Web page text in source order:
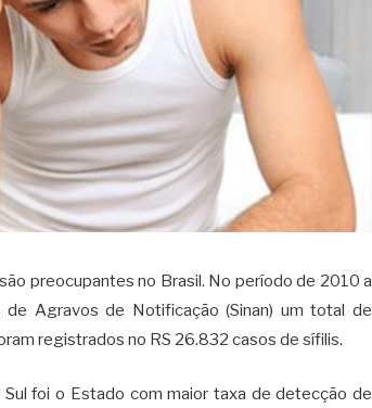
preocupantes no Brasil. No período de 2010 a
Agravos de Notificação (Sinan) um total de
registrados no RS 26.832 casos de sífilis.
foi o Estado com maior taxa de detecção de